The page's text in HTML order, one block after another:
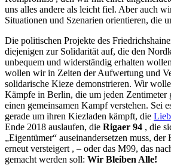
uns alles andere als leicht fiel. Aber auch
Situationen und Szenarien orientieren, die
Die politischen Projekte des
diejenigen zur Solidarität auf, die den
unbequem und widerständig erhalten
wollen wir in Zeiten der Aufwertung und
solidarische Kieze demonstrieren. Wir
Kämpfe in Berlin, die um jeden Zentimeter
einen gemeinsamen Kampf verstehen. Sei
gerade um ihren Kiezladen kämpft, die
Ende 2018 auslaufen, die Rigaer 94 , die
„Eigentümer“ auseinandersetzen muss,
erneut versteigert , – oder das M99, das
gemacht werden soll: Wir Bleiben Alle!